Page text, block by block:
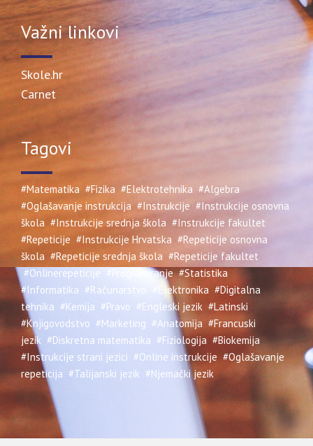
Važni linkovi
Skole.hr
Carnet
Tagovi
#Matematika #Fizika #Elektrotehnika #Algebra
#Oglašavanje instrukcija #Instrukcije #Instrukcije osnovna
škola #Instrukcije srednja škola #Instrukcije fakultet
#Repeticije #Instrukcije Hrvatska #Repeticije osnovna
škola #Repeticije srednja škola #Repeticije fakultet
#Onlinerepeticije #Programiranje #Statistika
#Informatika #Računarstvo #Elektronika #Digitalna
tehnika #Kemija #Pravo #Engleski jezik #Latinski
#Knjigovodstvo #Marketing #Anatomija #Francuski
jezik #Diskretna matematika #Fiziologija #Biokemija
#Instrukcije strani jezici #Online instrukcije #Oglašavanje
repeticija #Talijanski jezik #Njemački jezik